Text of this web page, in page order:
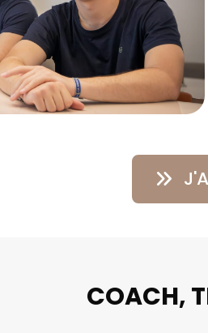
COACH,